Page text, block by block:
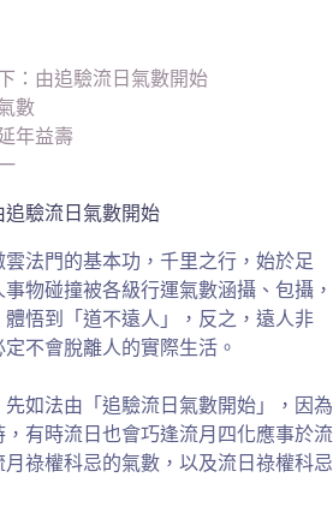
：由追驗流日氣數開始
數
年益壽
驗流日氣數開始
法門的基本功，千里之行，始於足
物碰撞被各級行運氣數涵攝、包攝，
悟到「道不遠人」，反之，遠人非
不會脫離人的實際生活。
如法由「追驗流日氣數開始」，因為
有時流日也會巧逢流月四化應事於流
月祿權科忌的氣數，以及流日祿權科忌